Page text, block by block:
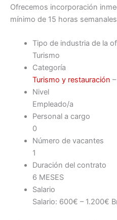
Ofrecemos incorporación
mínimo de 15 horas
Tipo de industria de la
Turismo
Categoría
Turismo y restauración –
Nivel
Empleado/a
Personal a cargo
0
Número de vacantes
1
Duración del contrato
6 MESES
Salario
Salario: 600€ – 1.200€